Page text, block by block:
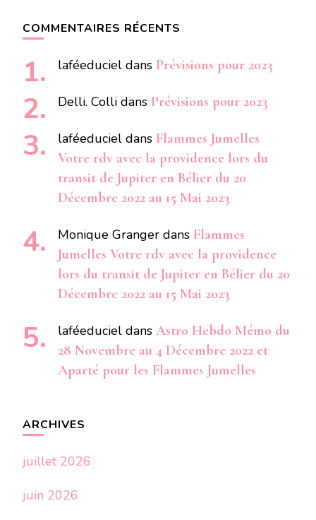
COMMENTAIRES RÉCENTS
laféeduciel dans Prévisions pour 2023
Delli. Colli dans Prévisions pour 2023
laféeduciel dans Flammes Jumelles
Votre rdv avec la providence lors du
transit de Jupiter en Bélier du 20
Décembre 2022 au 15 Mai 2023
Monique Granger dans Flammes
Jumelles Votre rdv avec la providence
lors du transit de Jupiter en Bélier du 20
Décembre 2022 au 15 Mai 2023
laféeduciel dans Astro Hebdo Mémo du
28 Novembre au 4 Décembre 2022 et
Aparté pour les Flammes Jumelles
ARCHIVES
juillet 2026
juin 2026